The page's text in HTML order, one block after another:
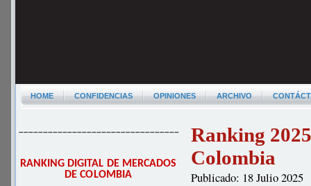
HOME CONFIDENCIAS OPINIONES ARCHIVO
–––––––––––––––––––––––––––––––––
RANKING DIGITAL DE MERCADOS
DE COLOMBIA
Ranking
Colombia
Publicado: 18 Julio 2025